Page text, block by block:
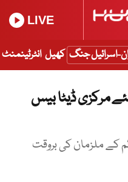
LIVE
اسرائیل جنگ کھیل انٹرٹینمنٹ
مرکزی ڈیٹا بیس
کے ملزمان کی بروقت